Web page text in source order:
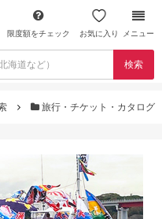
限度額をチェック お気に入り メニュー
検索
旅行・チケット・カタログ